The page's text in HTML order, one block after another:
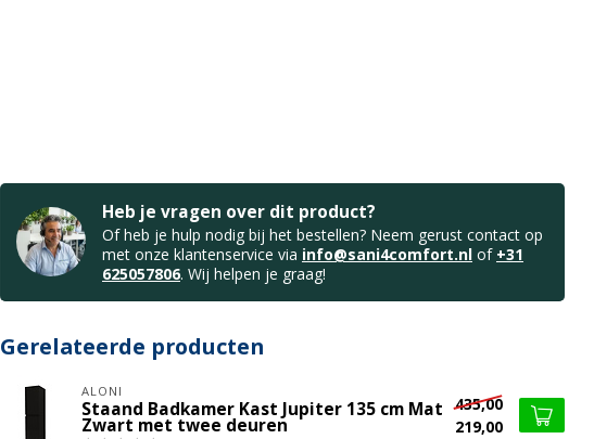
Heb je vragen over dit product?
Of heb je hulp nodig bij het bestellen? Neem gerust contact op
met onze klantenservice via info@sani4comfort.nl of +31
625057806. Wij helpen je graag!
Gerelateerde producten
ALONI
Staand Badkamer Kast Jupiter 135 cm Mat
Zwart met twee deuren
435,00
219,00